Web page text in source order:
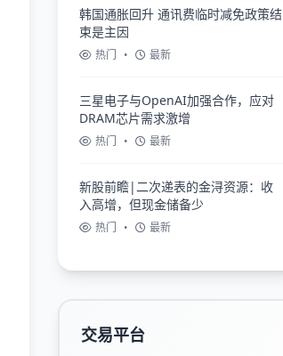
韩国通胀回升 通讯费临时减免政策结
束是主因
热门 • 最新
三星电子与OpenAI加强合作，应对
DRAM芯片需求激增
热门 • 最新
新股前瞻|二次递表的金浔资源：收
入高增，但现金储备少
热门 • 最新
交易平台